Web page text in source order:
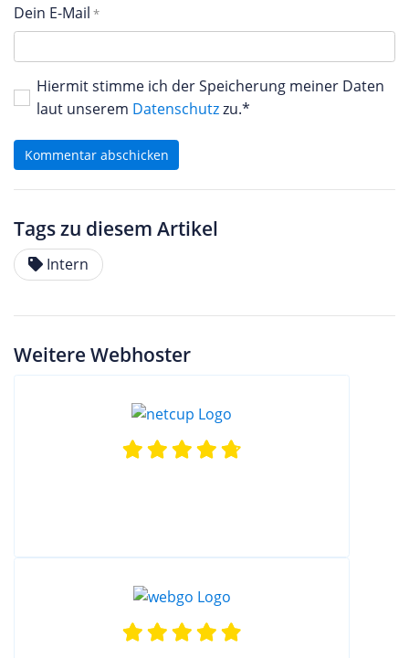
Dein E-Mail
Hiermit stimme ich der Speicherung meiner Daten
laut unserem Datenschutzzu.*
Kommentar abschicken
Tags zu diesem Artikel
Intern
Weitere Webhoster